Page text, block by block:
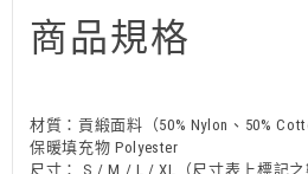
商品規格
材質：貢緞面料（50% Nylon、50%
保暖填充物 Polyester
尺寸： S / M / L / XL（尺寸表上標記之